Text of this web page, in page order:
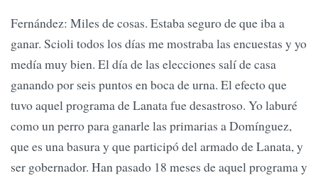
Fernández: Miles de cosas. Estaba seguro de que iba a
ganar. Scioli todos los días me mostraba las encuestas y yo
medía muy bien. El día de las elecciones salí de casa
ganando por seis puntos en boca de urna. El efecto que
tuvo aquel programa de Lanata fue desastroso. Yo laburé
como un perro para ganarle las primarias a Domínguez,
que es una basura y que participó del armado de Lanata, y
ser gobernador. Han pasado 18 meses de aquel programa y